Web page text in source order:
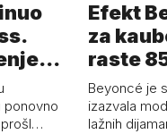
ponovno
prošl…
Efekt
za
raste
Beyoncé je
izazvala
lažnih